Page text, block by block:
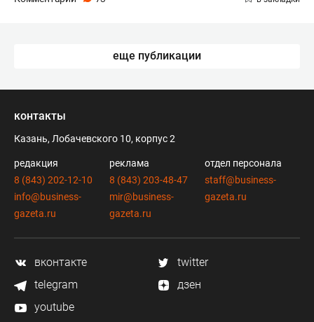
еще публикации
контакты
Казань, Лобачевского 10, корпус 2
редакция
8 (843) 202-12-10
info@business-
gazeta.ru
реклама
8 (843) 203-48-47
mir@business-
gazeta.ru
отдел персонала
staff@business-
gazeta.ru
вконтакте
twitter
telegram
дзен
youtube